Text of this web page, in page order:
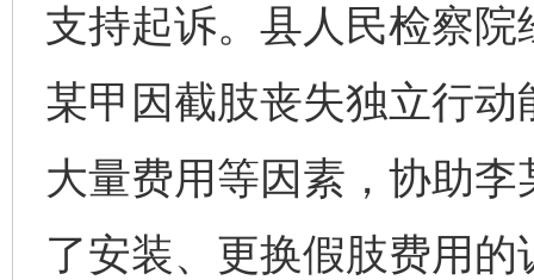
支持起诉。县人民检察
某甲因截肢丧失独立行
大量费用等因素，协助
了安装、更换假肢费用